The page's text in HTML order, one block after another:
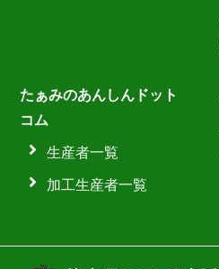
たぁみのあんしんドット
コム
生産者一覧
加工生産者一覧